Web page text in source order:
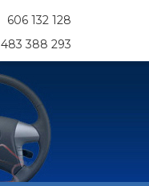
606 132 128
483 388 293